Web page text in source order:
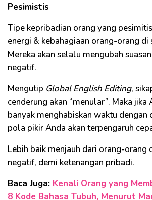
Pesimistis
Tipe kepribadian orang yang
energi & kebahagiaan orang-orang di
Mereka akan selalu mengubah
negatif.
Mengutip Global English Editing,
cenderung akan “menular”. Maka
banyak menghabiskan waktu dengan
pola pikir Anda akan terpengaruh
Lebih baik menjauh dari orang-orang
negatif, demi ketenangan pribadi.
Baca Juga: Kenali Orang yang
8 Kode Bahasa Tubuh, Menurut